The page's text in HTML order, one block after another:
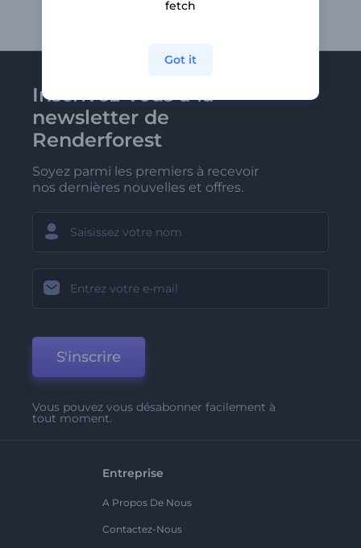
Inscrivez-vous à la
newsletter de
Renderforest
Soyez parmi les premiers à recevoir
nos dernières nouvelles et offres.
S'inscrire
Vous pouvez vous désabonner facilement à
tout moment.
Entreprise
A Propos De Nous
Contactez-Nous
fetch
Got it